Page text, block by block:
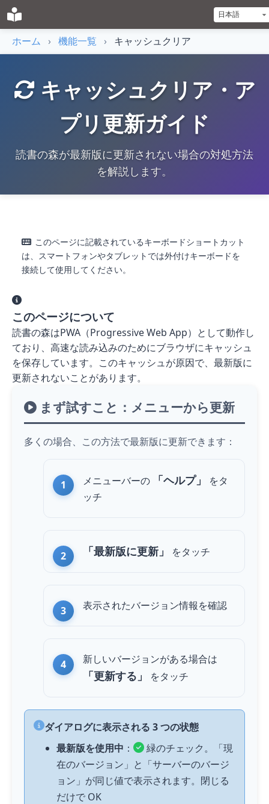
ホーム › 機能一覧 › キャッシュクリア
キャッシュクリア・ア
プリ更新ガイド
読書の森が最新版に更新されない場合の対処方法
を解説します。
このページに記載されているキーボードショートカット
は、スマートフォンやタブレットでは外付けキーボードを
接続して使用してください。
このページについて
読書の森はPWA（Progressive Web App）として動作し
ており、高速な読み込みのためにブラウザにキャッシュ
を保存しています。このキャッシュが原因で、最新版に
更新されないことがあります。
まず試すこと：メニューから更新
多くの場合、この方法で最新版に更新できます：
メニューバーの 「ヘルプ」 をタ
ッチ
「最新版に更新」 をタッチ
表示されたバージョン情報を確認
新しいバージョンがある場合は
「更新する」 をタッチ
ダイアログに表示される 3 つの状態
最新版を使用中 ：
緑のチェック。「現
在のバージョン」と「サーバーのバージ
ョン」が同じ値で表示されます。閉じる
だけで OK